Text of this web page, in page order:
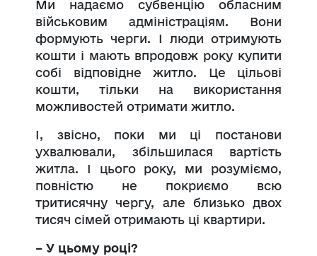
Ми надаємо субвенцію обласним
військовим адміністраціям. Вони
формують черги. І люди отримують
кошти і мають впродовж року купити
собі відповідне житло. Це цільові
кошти, тільки на використання
можливостей отримати житло.
І, звісно, поки ми ці постанови
ухвалювали, збільшилася вартість
житла. І цього року, ми розуміємо,
повністю не покриємо всю
тритисячну чергу, але близько двох
тисяч сімей отримають ці квартири.
– У цьому році?